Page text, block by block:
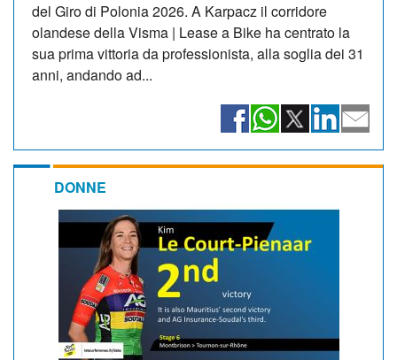
del Giro di Polonia 2026. A Karpacz il corridore
olandese della Visma | Lease a Bike ha centrato la
sua prima vittoria da professionista, alla soglia dei 31
anni, andando ad...
DONNE